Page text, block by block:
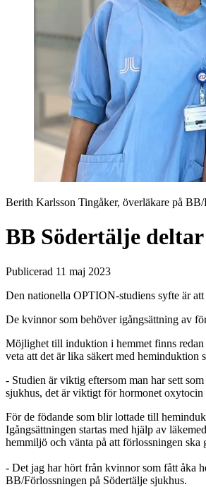
Berith Karlsson Tingåker, överläkare på
BB Södertälje
Publicerad 11 maj 2023
Den nationella OPTION-studiens syfte är
De kvinnor som behöver igångsättning av
Möjlighet till induktion i hemmet finns redan
veta att det är lika säkert med
- Studien är viktig eftersom man har sett
sjukhus, det är viktigt för hormonet oxytocin
För de födande som blir lottade till
Igångsättningen startas med hjälp av
hemmiljö och vänta på att förlossningen
- Det jag har hört från kvinnor som fått åka
BB/Förlossningen på Södertälje sjukhus.